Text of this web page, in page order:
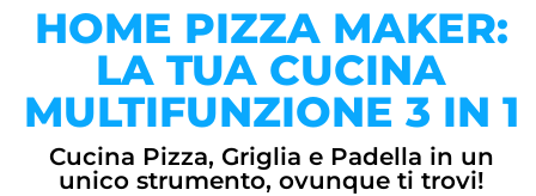
HOME PIZZA MAKER:
LA TUA CUCINA
MULTIFUNZIONE 3 IN 1
Cucina Pizza, Griglia e Padella in un
unico strumento, ovunque ti trovi!